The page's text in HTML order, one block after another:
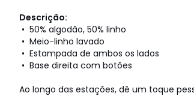
Descrição:
• 50% algodão, 50% linho
• Meio-linho lavado
• Estampada de ambos os lados
• Base direita com botões
Ao longo das estações, dê um toque